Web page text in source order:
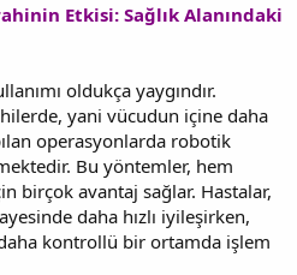
Etkisi: Sağlık Alanındaki
oldukça yaygındır.
yani vücudun içine daha
operasyonlarda robotik
Bu yöntemler, hem
birçok avantaj sağlar. Hastalar,
daha hızlı iyileşirken,
kontrollü bir ortamda işlem